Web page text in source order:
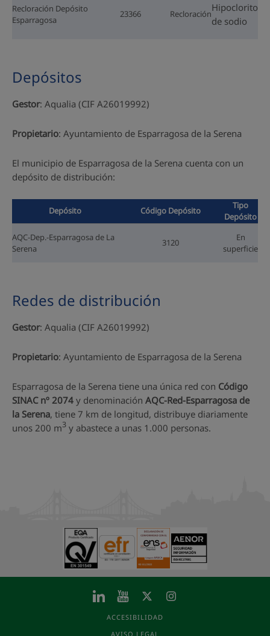
Recloración Depósito
Esparragosa
23366 Recloración
Hipoclorito
de sodio
Depósitos
Gestor: Aqualia (CIF A26019992)
Propietario: Ayuntamiento de Esparragosa de la Serena
El municipio de Esparragosa de la Serena cuenta con un
depósito de distribución:
Depósito Código Depósito
Tipo
Depósito
AQC-Dep.-Esparragosa de La
Serena
3120
En
superficie
Redes de distribución
Gestor: Aqualia (CIF A26019992)
Propietario: Ayuntamiento de Esparragosa de la Serena
Esparragosa de la Serena tiene una única red con Código
SINAC nº 2074 y denominación AQC-Red-Esparragosa de
la Serena, tiene 7 km de longitud, distribuye diariamente
unos 200 m3 y abastece a unas 1.000 personas.
ACCESIBILIDAD
AVISO LEGAL